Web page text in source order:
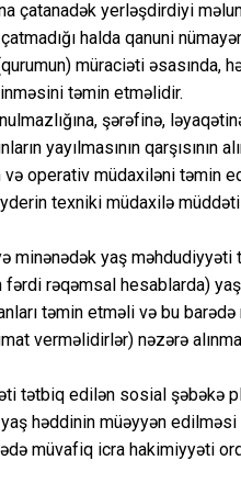
çatanadək yerləşdirdiyi
halda qanuni
müraciəti əsasında,
təmin etməlidir.
şərəfinə,
yayılmasının qarşısının
operativ müdaxiləni təmin
texniki müdaxilə
minənədək yaş
rəqəmsal hesablarda)
təmin etməli və bu
verməlidirlər) nəzərə
tətbiq edilən sosial şəbəkə
həddinin müəyyən edilməsi
müvafiq icra hakimiyyəti